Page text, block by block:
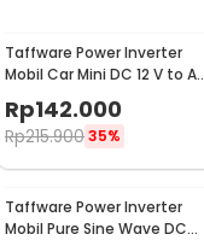
Taffware Power Inverter
Mobil Car Mini DC 12 V to
Rp142.000
Rp215.90035%
Taffware Power Inverter
Mobil Pure Sine Wave DC